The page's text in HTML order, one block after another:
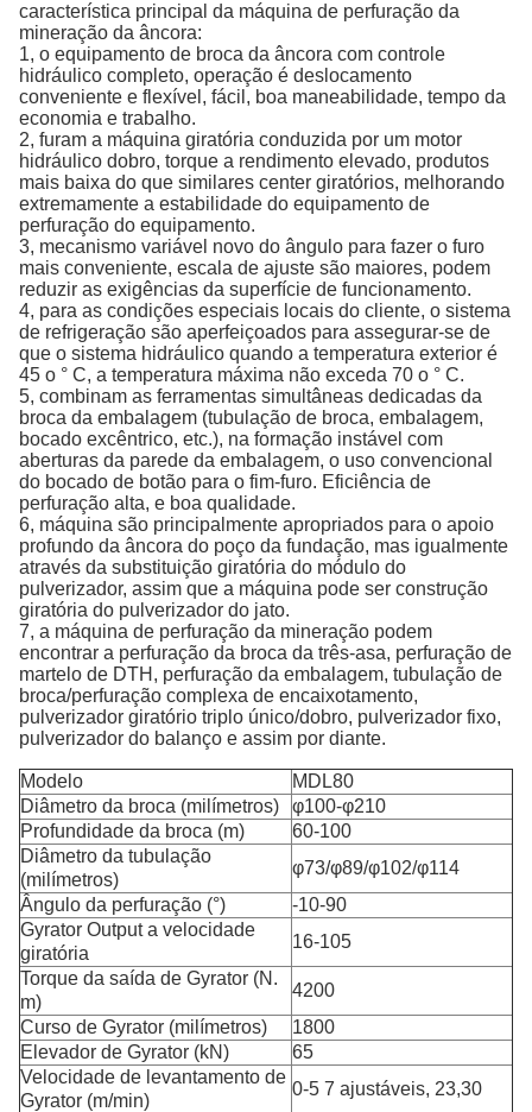
característica principal da máquina de perfuração da
mineração da âncora:
1, o equipamento de broca da âncora com controle
hidráulico completo, operação é deslocamento
conveniente e flexível, fácil, boa maneabilidade, tempo da
economia e trabalho.
2, furam a máquina giratória conduzida por um motor
hidráulico dobro, torque a rendimento elevado, produtos
mais baixa do que similares center giratórios, melhorando
extremamente a estabilidade do equipamento de
perfuração do equipamento.
3, mecanismo variável novo do ângulo para fazer o furo
mais conveniente, escala de ajuste são maiores, podem
reduzir as exigências da superfície de funcionamento.
4, para as condições especiais locais do cliente, o sistema
de refrigeração são aperfeiçoados para assegurar-se de
que o sistema hidráulico quando a temperatura exterior é
45 o ° C, a temperatura máxima não exceda 70 o ° C.
5, combinam as ferramentas simultâneas dedicadas da
broca da embalagem (tubulação de broca, embalagem,
bocado excêntrico, etc.), na formação instável com
aberturas da parede da embalagem, o uso convencional
do bocado de botão para o fim-furo. Eficiência de
perfuração alta, e boa qualidade.
6, máquina são principalmente apropriados para o apoio
profundo da âncora do poço da fundação, mas igualmente
através da substituição giratória do módulo do
pulverizador, assim que a máquina pode ser construção
giratória do pulverizador do jato.
7, a máquina de perfuração da mineração podem
encontrar a perfuração da broca da três-asa, perfuração de
martelo de DTH, perfuração da embalagem, tubulação de
broca/perfuração complexa de encaixotamento,
pulverizador giratório triplo único/dobro, pulverizador fixo,
pulverizador do balanço e assim por diante.
Modelo
MDL80
Diâmetro da broca (milímetros)
φ100-φ210
Profundidade da broca (m)
60-100
Diâmetro da tubulação
(milímetros)
φ73/φ89/φ102/φ114
Ângulo da perfuração (°)
-10-90
Gyrator Output a velocidade
giratória
16-105
Torque da saída de Gyrator (N.
m)
4200
Curso de Gyrator (milímetros)
1800
Elevador de Gyrator (kN)
65
Velocidade de levantamento de
Gyrator (m/min)
0-5 7 ajustáveis, 23,30